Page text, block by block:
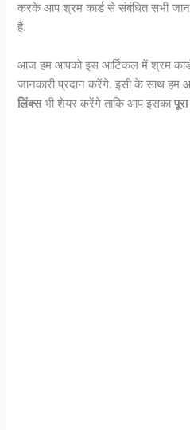
करके आप श्रम कार्ड से संबंधित सभी
हैं.
आज हम आपको इस आर्टिकल में श्रम कार्ड
जानकारी प्रदान करेंगे. इसी के साथ
लिंक्सभी शेयर करेंगे ताकि आप इसका